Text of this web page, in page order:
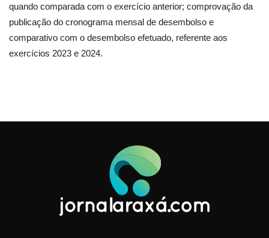
quando comparada com o exercício anterior; comprovação da
publicação do cronograma mensal de desembolso e
comparativo com o desembolso efetuado, referente aos
exercícios 2023 e 2024.